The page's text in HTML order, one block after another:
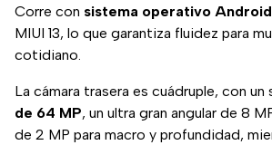
Corre con sistema operativo Android
MIUI 13, lo que garantiza fluidez para
cotidiano.
La cámara trasera es cuádruple, con un
de 64 MP, un ultra gran angular de 8
de 2 MP para macro y profundidad,